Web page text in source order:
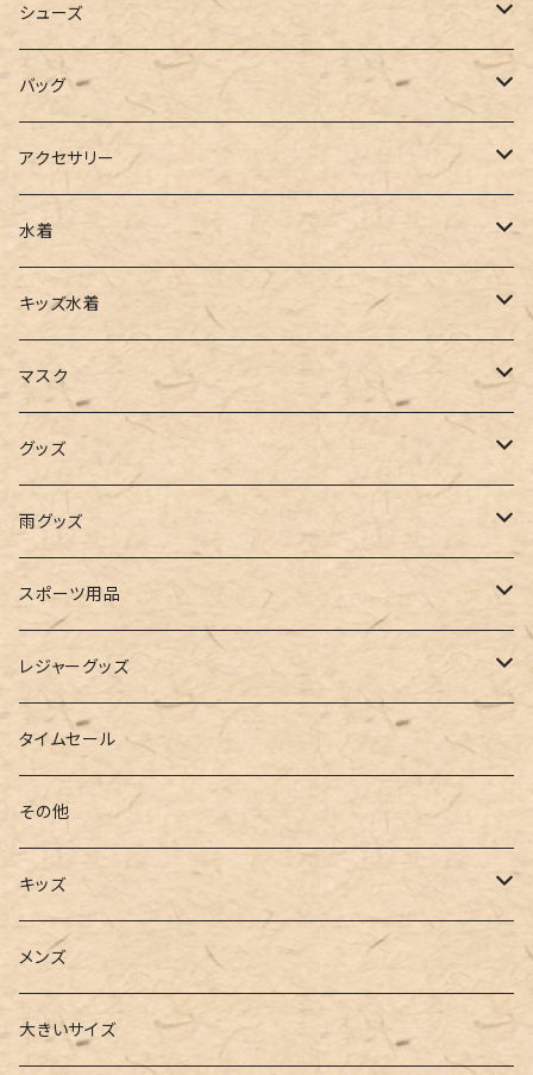
カーディガン
ポロシャツ
ベスト
チュニック
タンクトップ
キャミソール
インナー
ビスチェ
ジャージ
スラックス
ワイドパンツ
カーゴパンツ
サロペット
ガウチョ
レギンス
その他
ニットワンピース
キャミワンピース
サロペット
オールインワン
シューズ
ブーツ
パンプス
サンダル
スニーカー
フラットシューズ
レインシューズ
レースアップ
ルームシューズ
インソール
ローファー
バッグ
トートバッグ
ショルダー
バックパック
カゴバッグ
エコバッグ
リュック
ハンドバッグ
ボストンバッグ
アクセサリー
その他
水着
ワンピース
ビキニ
ワンショルダー
オフショルダー
バンドゥ
タンキニ
キャミキニ
フィットネス
2点セット
3点セット
4点セット
キッズ水着
女の子
男の子
ユニセックス
マスク
アクセサリー
マスクケース
グッズ
帽子
ストール・マフラー
手袋
ポーチ
パスケース
ウォレット
カードケース
キーケース
雨グッズ
レインコート
スポーツ用品
トレーニング・スポーツウェア
トレーニンググッズ
ヨガウェア
ヨガソックス
ヨガグッズ
ヨガマット
レジャーグッズ
ビーチグッズ
タイムセール
その他
キッズ
Girls
水着
Boys
メンズ
大きいサイズ